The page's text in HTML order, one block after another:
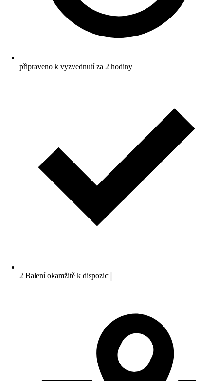
připraveno k vyzvednutí za 2 hodiny
2 Balení okamžitě k dispozici